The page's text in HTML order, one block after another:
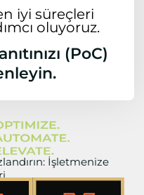
iyi süreçleri
oluyoruz.
(PoC)
İşletmenize